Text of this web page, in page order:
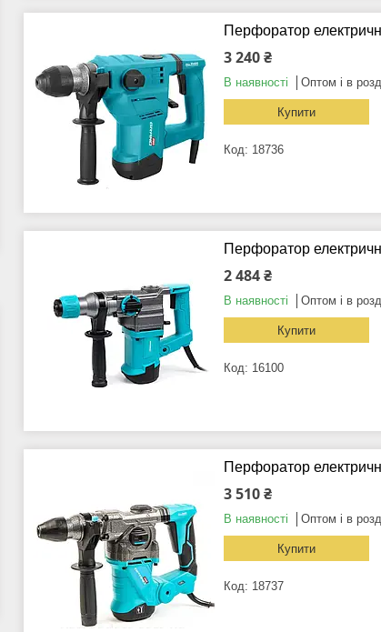
Перфоратор
3 240 ₴
В наявності Оптом і в
Купити
18736
Перфоратор
2 484 ₴
В наявності Оптом і в
Купити
16100
Перфоратор
3 510 ₴
В наявності Оптом і в
Купити
18737